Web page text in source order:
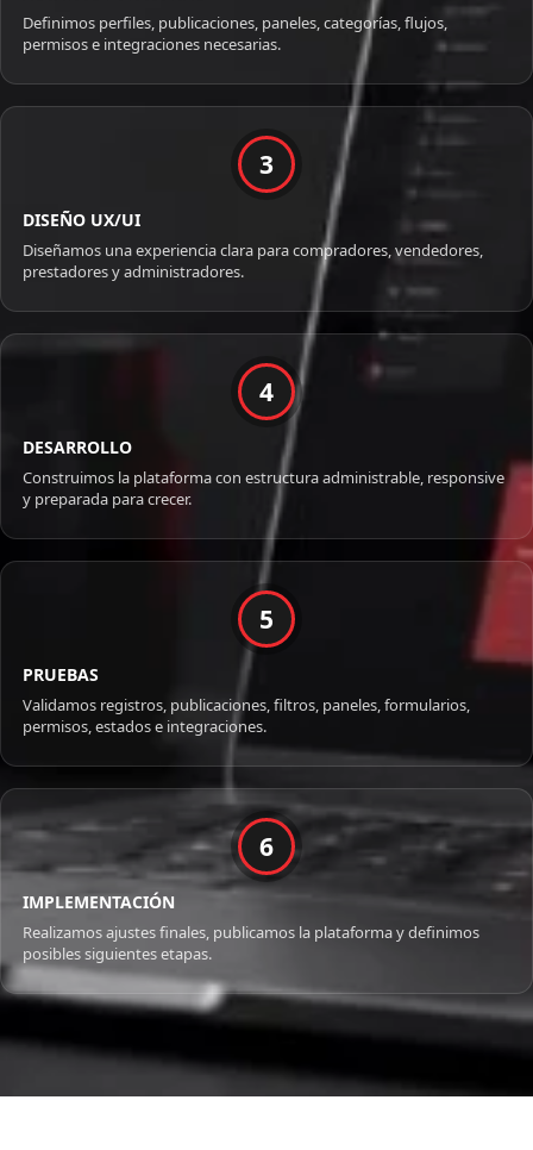
Definimos perfiles, publicaciones, paneles, categorías, flujos,
permisos e integraciones necesarias.
3
DISEÑO UX/UI
Diseñamos una experiencia clara para compradores, vendedores,
prestadores y administradores.
4
DESARROLLO
Construimos la plataforma con estructura administrable, responsive
y preparada para crecer.
5
PRUEBAS
Validamos registros, publicaciones, filtros, paneles, formularios,
permisos, estados e integraciones.
6
IMPLEMENTACIÓN
Realizamos ajustes finales, publicamos la plataforma y definimos
posibles siguientes etapas.